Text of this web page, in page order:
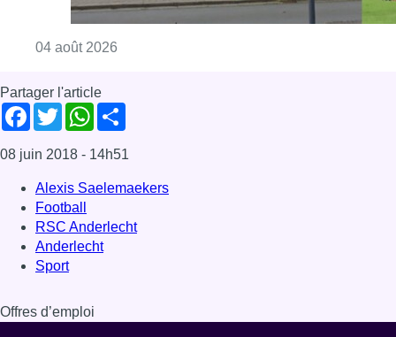
04 août 2026
Partager l'article
Facebook
TwitterWhatsApp
08 juin 2018 - 14h51
Alexis Saelemaekers
Football
RSC Anderlecht
Anderlecht
Sport
Offres d’emploi